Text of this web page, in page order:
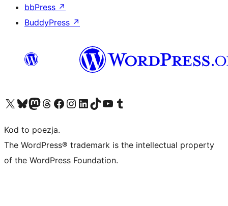
bbPress ↗
BuddyPress ↗
Odwiedź nasze konto X (dawniej Twitter)
Odwiedź nasze konto Bluesky
Odwiedź nasze konto na Mastodoncie
Odwiedź naszego Threadsa
Odwiedź naszego Facebooka
Odwiedź nasze konto na Instagramie
Odwiedź nasze konto na LinkedIn
Odwiedź naszego TikToka
Odwiedź nasz kanał YouTube
Odwiedź naszego Tumblra
Kod to poezja.
The WordPress® trademark is the intellectual property
of the WordPress Foundation.